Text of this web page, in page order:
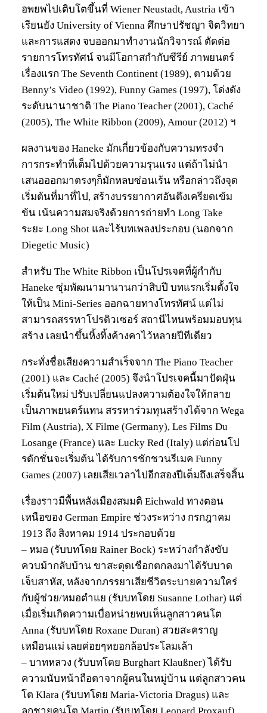
อพยพไปเติบโตขึ้นที่ Wiener Neustadt, Austria เข้า
เรียนยัง University of Vienna ศึกษาปรัชญา จิตวิทยา
และการแสดง จบออกมาทำงานนักวิจารณ์ ตัดต่อ
รายการโทรทัศน์ จนมีโอกาสกำกับซีรีย์ ภาพยนตร์
เรื่องแรก The Seventh Continent (1989), ตามด้วย
Benny’s Video (1992), Funny Games (1997), โด่งดัง
ระดับนานาชาติ The Piano Teacher (2001), Caché
(2005), The White Ribbon (2009), Amour (2012) ฯ
ผลงานของ Haneke มักเกี่ยวข้องกับความทรงจำ
การกระทำที่เต็มไปด้วยความรุนแรง แต่ถ้าไม่นำ
เสนอออกมาตรงๆก็มักหลบซ่อนเร้น หรือกล่าวถึงจุด
เริ่มต้นที่มาที่ไป, สร้างบรรยากาศอันตึงเครียดเข้ม
ข้น เน้นความสมจริงด้วยการถ่ายทำ Long Take
ระยะ Long Shot และไร้บทเพลงประกอบ (นอกจาก
Diegetic Music)
สำหรับ The White Ribbon เป็นโปรเจคที่ผู้กำกับ
Haneke ซุ่มพัฒนามานานกว่าสิบปี บทแรกเริ่มตั้งใจ
ให้เป็น Mini-Series ออกฉายทางโทรทัศน์ แต่ไม่
สามารถสรรหาโปรดิวเซอร์ สถานีไหนพร้อมมอบทุน
สร้าง เลยนำขึ้นหิ้งทิ้งค้างคาไว้หลายปีทีเดียว
กระทั่งชื่อเสียงความสำเร็จจาก The Piano Teacher
(2001) และ Caché (2005) จึงนำโปรเจคนี้มาปัดฝุ่น
เริ่มต้นใหม่ ปรับเปลี่ยนแปลงความต้องใจให้กลาย
เป็นภาพยนตร์แทน สรรหาร่วมทุนสร้างได้จาก Wega
Film (Austria), X Filme (Germany), Les Films Du
Losange (France) และ Lucky Red (Italy) แต่ก่อนโป
รดักชั่นจะเริ่มต้น ได้รับการชักชวนรีเมค Funny
Games (2007) เลยเสียเวลาไปอีกสองปีเต็มถึงเสร็จสิ้น
เรื่องราวมีพื้นหลังเมืองสมมติ Eichwald ทางตอน
เหนือของ German Empire ช่วงระหว่าง กรกฎาคม
1913 ถึง สิงหาคม 1914 ประกอบด้วย
– หมอ (รับบทโดย Rainer Bock) ระหว่างกำลังขับ
ควบม้ากลับบ้าน ขาสะดุดเชือกตกลงมาได้รับบาด
เจ็บสาหัส, หลังจากภรรยาเสียชีวิตระบายความใคร่
กับผู้ช่วย/หมอตำแย (รับบทโดย Susanne Lothar) แต่
เมื่อเริ่มเกิดความเบื่อหน่ายพบเห็นลูกสาวคนโต
Anna (รับบทโดย Roxane Duran) สวยสะคราญ
เหมือนแม่ เลยค่อยๆหยอกล้อประโลมเล้า
– บาทหลวง (รับบทโดย Burghart Klaußner) ได้รับ
ความนับหน้าถือตาจากผู้คนในหมู่บ้าน แต่ลูกสาวคน
โต Klara (รับบทโดย Maria-Victoria Dragus) และ